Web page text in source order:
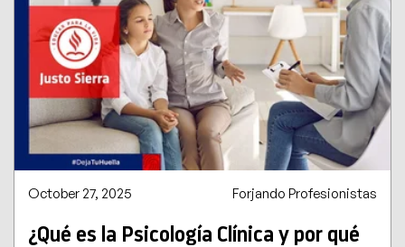
October 27, 2025 Forjando Profesionistas
¿Qué es la Psicología Clínica y por qué